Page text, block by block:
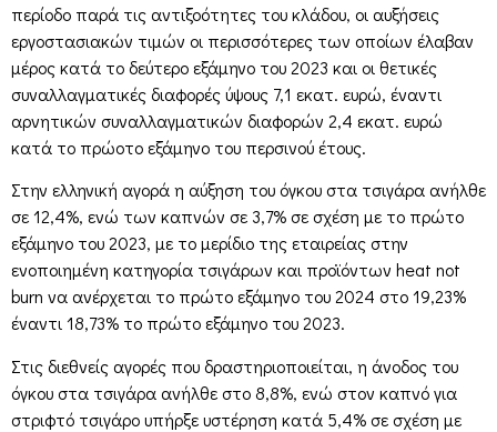
περίοδο παρά τις αντιξοότητες του κλάδου, οι αυξήσεις
εργοστασιακών τιμών οι περισσότερες των οποίων έλαβαν
μέρος κατά το δεύτερο εξάμηνο του 2023 και οι θετικές
συναλλαγματικές διαφορές ύψους 7,1 εκατ. ευρώ, έναντι
αρνητικών συναλλαγματικών διαφορών 2,4 εκατ. ευρώ
κατά το πρώοτο εξάμηνο του περσινού έτους.
Στην ελληνική αγορά η αύξηση του όγκου στα τσιγάρα ανήλθε
σε 12,4%, ενώ των καπνών σε 3,7% σε σχέση με το πρώτο
εξάμηνο του 2023, με το μερίδιο της εταιρείας στην
ενοποιημένη κατηγορία τσιγάρων και προϊόντων heat not
burn να ανέρχεται το πρώτο εξάμηνο του 2024 στο 19,23%
έναντι 18,73% το πρώτο εξάμηνο του 2023.
Στις διεθνείς αγορές που δραστηριοποιείται, η άνοδος του
όγκου στα τσιγάρα ανήλθε στο 8,8%, ενώ στον καπνό για
στριφτό τσιγάρο υπήρξε υστέρηση κατά 5,4% σε σχέση με